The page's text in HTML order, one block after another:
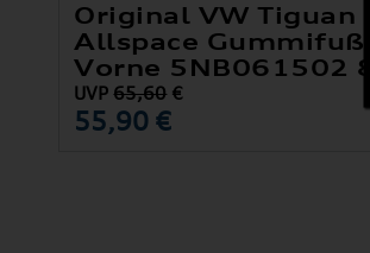
Original VW Tiguan
Allspace
Vorne 5NB061502
UVP65,60 €
55,90 €